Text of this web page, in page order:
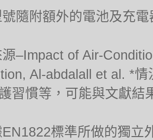
隨附額外的電池及充
–Impact of Air-
Al-abdalall et al. *
習慣等，可能與文獻結
標準所做的獨立